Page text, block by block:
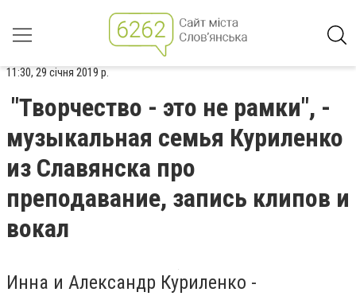
11:30, 29 січня 2019 р.
"Творчество - это не рамки", -
музыкальная семья Куриленко
из Славянска про
преподавание, запись клипов и
вокал
Инна и Александр Куриленко -